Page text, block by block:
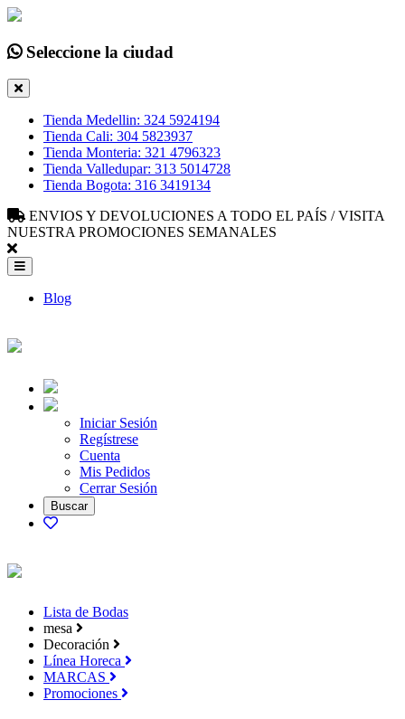
Seleccione la ciudad
Tienda Medellin: 324 5924194
Tienda Cali: 304 5823937
Tienda Monteria: 321 4796323
Tienda Valledupar: 313 5014728
Tienda Bogota: 316 3419134
ENVIOS Y DEVOLUCIONES A TODO EL PAÍS / VISITA
NUESTRA PROMOCIONES SEMANALES
Blog
Iniciar Sesión
Regístrese
Cuenta
Mis Pedidos
Cerrar Sesión
Lista de Bodas
mesa
Decoración
Línea Horeca
MARCAS
Promociones